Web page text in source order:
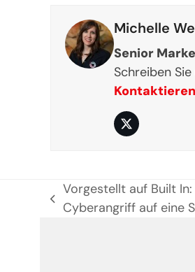
Michelle
Senior
Schreiben
Twitter
previous
Vorgestellt auf Built
Cyberangriff auf eine